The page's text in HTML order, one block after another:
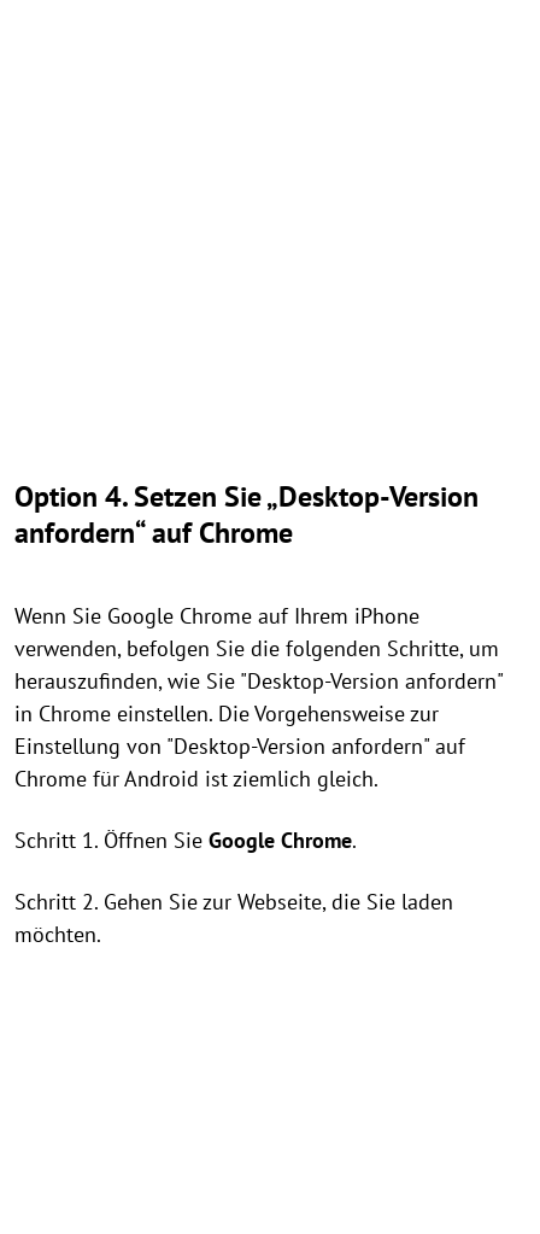
Option 4. Setzen Sie „Desktop-Version
anfordern“ auf Chrome
Wenn Sie Google Chrome auf Ihrem iPhone
verwenden, befolgen Sie die folgenden Schritte, um
herauszufinden, wie Sie "Desktop-Version anfordern"
in Chrome einstellen. Die Vorgehensweise zur
Einstellung von "Desktop-Version anfordern" auf
Chrome für Android ist ziemlich gleich.
Schritt 1. Öffnen Sie Google Chrome.
Schritt 2. Gehen Sie zur Webseite, die Sie laden
möchten.